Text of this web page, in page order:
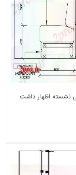
نشسته اظهار داشت